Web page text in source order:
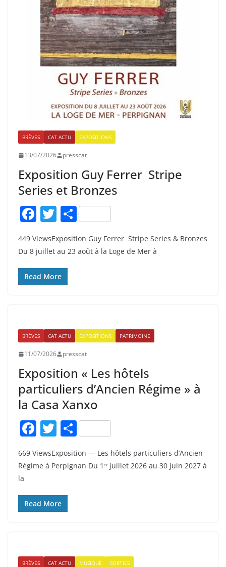
BRÈVES CAT ACTU EXPOSITIONS
13/07/2026 presscat
Exposition Guy Ferrer Stripe
Series et Bronzes
F
a
c
e
b
k
T
itt
er
P
ta
449 ViewsExposition Guy Ferrer Stripe Series & Bronzes
Du 8 juillet au 23 août à la Loge de Mer à
Read More
BRÈVES CAT ACTU EXPOSITIONS PATRIMOINE
11/07/2026 presscat
Exposition « Les hôtels
particuliers d’Ancien Régime » à
la Casa Xanxo
F
a
c
b
o
T
itt
er
P
ta
669 ViewsExposition — Les hôtels particuliers d’Ancien
Régime à Perpignan Du 1ᵉʳ juillet 2026 au 30 juin 2027 à
la
Read More
BRÈVES CAT ACTU MUSIQUE SORTIES